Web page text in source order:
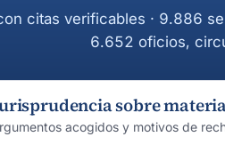
citas verificables · 9.886
6.652 oficios,
sobre
acogidos y motivos de